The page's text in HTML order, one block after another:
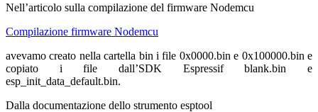
Nell’articolo sulla compilazione del firmware Nodemcu
Compilazione firmware Nodemcu
avevamo creato nella cartella bin i file 0x0000.bin e 0x100000.bin e
copiato i file dall’SDK Espressif blank.bin e
esp_init_data_default.bin.
Dalla documentazione dello strumento esptool